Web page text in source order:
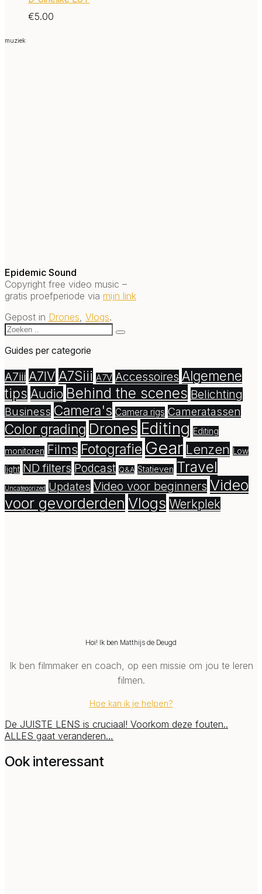
€5.00
muziek
Epidemic Sound
Copyright free video music –
gratis proefperiode via mijn link
Gepost in Drones, Vlogs.
Guides per categorie
A7iii A7IV A7Siii A7V Accessoires Algemene
tips Audio Behind the scenes Belichting
Business Camera's Camera rigs Cameratassen
Color grading Drones Editing Editing
monitoren Films Fotografie Gear Lenzen
Low
light ND filters Podcast Q&A Statieven Travel
Uncategorized Updates Video voor beginners Video
voor gevorderden Vlogs Werkplek
Hoi! Ik ben Matthijs de Deugd
Ik ben filmmaker en coach, op een missie om jou te leren
filmen.
Hoe kan ik je helpen?
De JUISTE LENS is cruciaal! Voorkom deze fouten..
ALLES gaat veranderen…
Ook interessant